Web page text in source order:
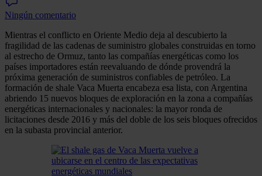
Ningún comentario
Mientras el conflicto en Oriente Medio deja al descubierto la
fragilidad de las cadenas de suministro globales construidas en torno
al estrecho de Ormuz, tanto las compañías energéticas como los
países importadores están reevaluando de dónde provendrá la
próxima generación de suministros confiables de petróleo. La
formación de shale Vaca Muerta encabeza esa lista, con Argentina
abriendo 15 nuevos bloques de exploración en la zona a compañías
energéticas internacionales y nacionales: la mayor ronda de
licitaciones desde 2016 y más del doble de los seis bloques ofrecidos
en la subasta provincial anterior.